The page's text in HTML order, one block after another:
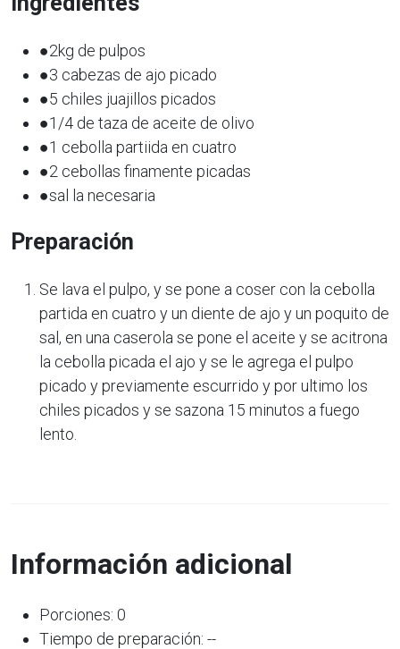
●2kg de pulpos
●3 cabezas de ajo picado
●5 chiles juajillos picados
●1/4 de taza de aceite de olivo
●1 cebolla partiida en cuatro
●2 cebollas finamente picadas
●sal la necesaria
Preparación
Se lava el pulpo, y se pone a coser con la cebolla
partida en cuatro y un diente de ajo y un poquito de
sal, en una caserola se pone el aceite y se acitrona
la cebolla picada el ajo y se le agrega el pulpo
picado y previamente escurrido y por ultimo los
chiles picados y se sazona 15 minutos a fuego
lento.
Información adicional
Porciones: 0
Tiempo de preparación: --